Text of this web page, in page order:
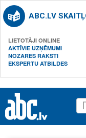
ABC.LV
LIETOTĀJI ONLINE
AKTĪVIE UZŅĒMUMI
NOZARES RAKSTI
EKSPERTU ATBILDES